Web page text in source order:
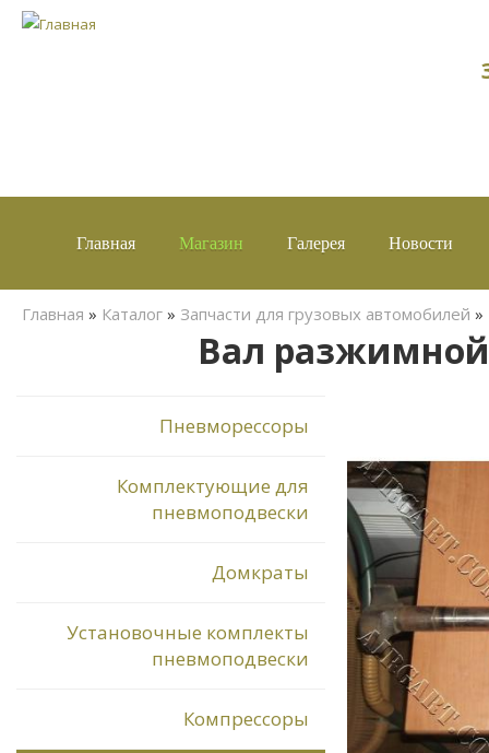
Главная Магазин Галерея Новости
Вы здесь
Главная » Каталог » Запчасти для грузовых автомобилей »
Вал разжимной
Пневморессоры
Комплектующие для
пневмоподвески
Домкраты
Установочные комплекты
пневмоподвески
Компрессоры